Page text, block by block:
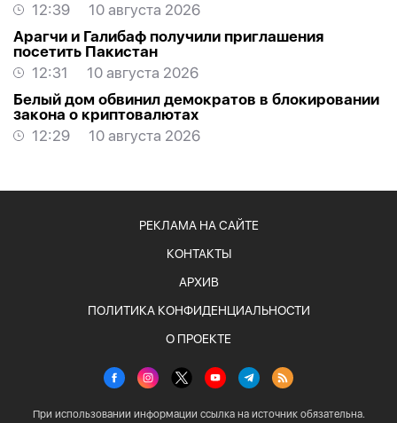
12:39
10 августа 2026
Арагчи и Галибаф получили приглашения
посетить Пакистан
12:31
10 августа 2026
Белый дом обвинил демократов в блокировании
закона о криптовалютах
12:29
10 августа 2026
РЕКЛАМА НА САЙТЕ
КОНТАКТЫ
АРХИВ
ПОЛИТИКА КОНФИДЕНЦИАЛЬНОСТИ
О ПРОЕКТЕ
При использовании информации ссылка на источник обязательна.